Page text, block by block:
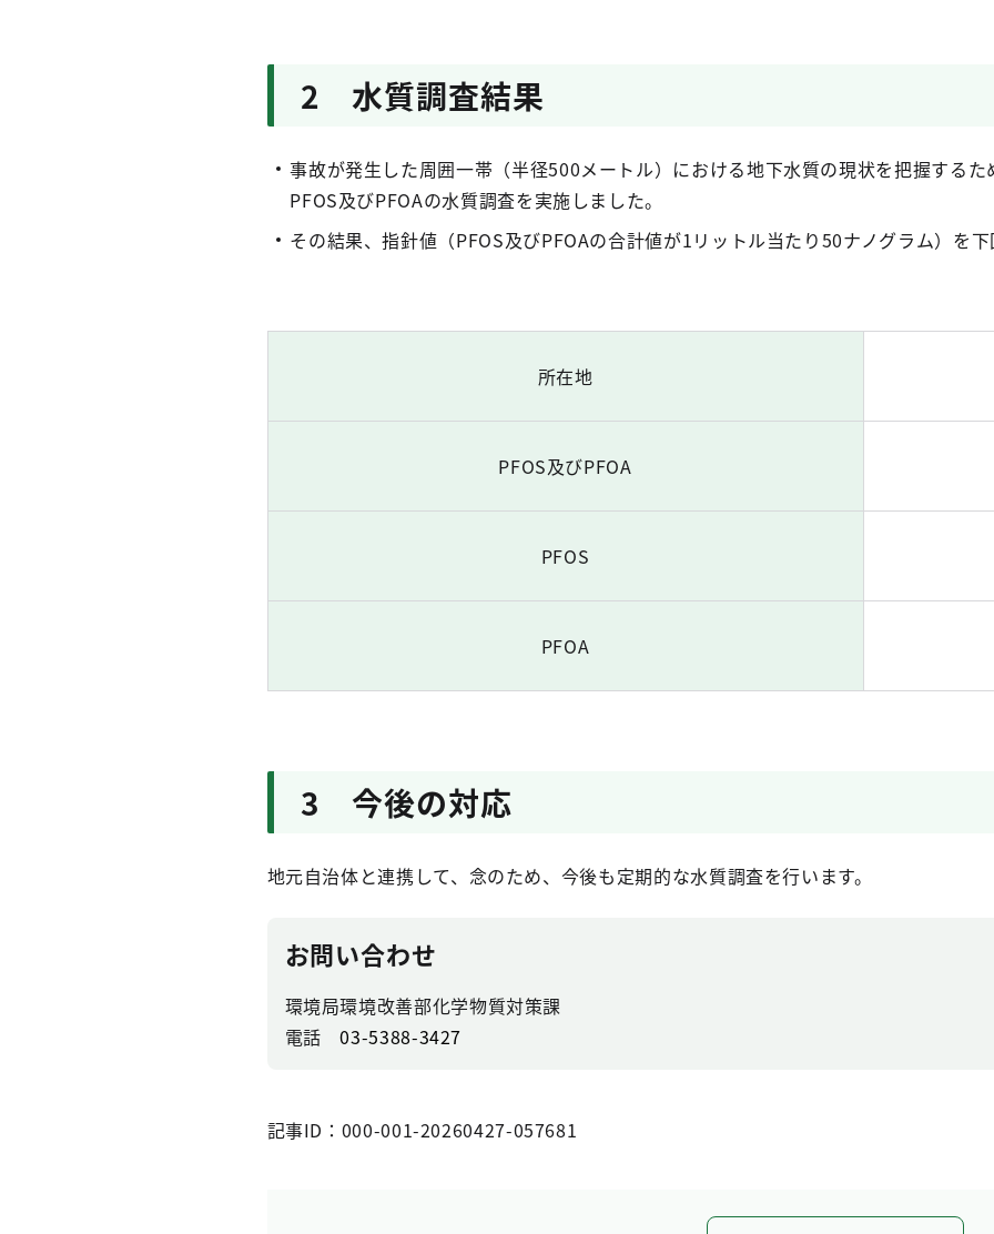
2 水質調査結果
事故が発生した周囲一帯（半径500メートル）における地下水質の現状を把握する
PFOS及びPFOAの水質調査を実施しました。
その結果、指針値（PFOS及びPFOAの合計値が1リットル当たり50ナノグラム）を
所在地
PFOS及びPFOA
PFOS
PFOA
3 今後の対応
地元自治体と連携して、念のため、今後も定期的な水質調査を行います。
お問い合わせ
環境局環境改善部化学物質対策課
電話03-5388-3427
記事ID：000-001-20260427-057681